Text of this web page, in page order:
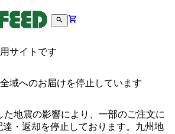
サイトです
域へのお届けを停止しています
た地震の影響により、一部のご注文に
・返却を停止しております。九州地